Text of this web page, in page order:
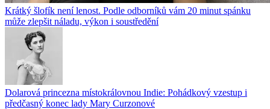
Krátký šlofík není lenost. Podle odborníků vám 20 minut spánku
může zlepšit náladu, výkon i soustředění
Dolarová princezna místokrálovnou Indie: Pohádkový vzestup i
předčasný konec lady Mary Curzonové